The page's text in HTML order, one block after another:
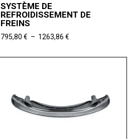
SYSTÈME DE
REFROIDISSEMENT DE
FREINS
795,80 € – 1263,86 €Plage
prix :